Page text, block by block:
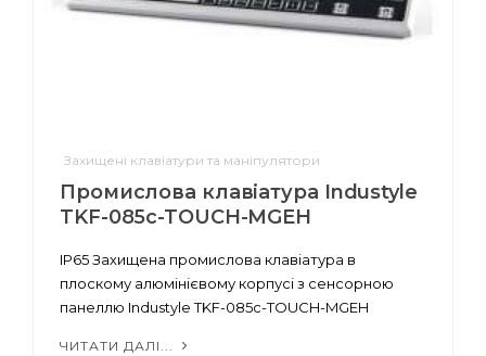
Захищені клавіатури та маніпулятори
Промислова клавіатура Industyle
TKF-085c-TOUCH-MGEH
IP65 Захищена промислова клавіатура в
плоскому алюмінієвому корпусі з сенсорною
панеллю Industyle TKF-085c-TOUCH-MGEH
ЧИТАТИ ДАЛІ...